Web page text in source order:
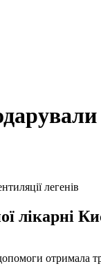
лікарні
отримала